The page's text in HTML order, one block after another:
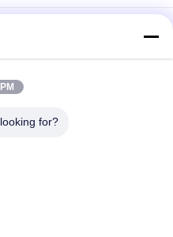
ーン（液体ろ過用）
ジワイヤ・タン・フロアフ
for?